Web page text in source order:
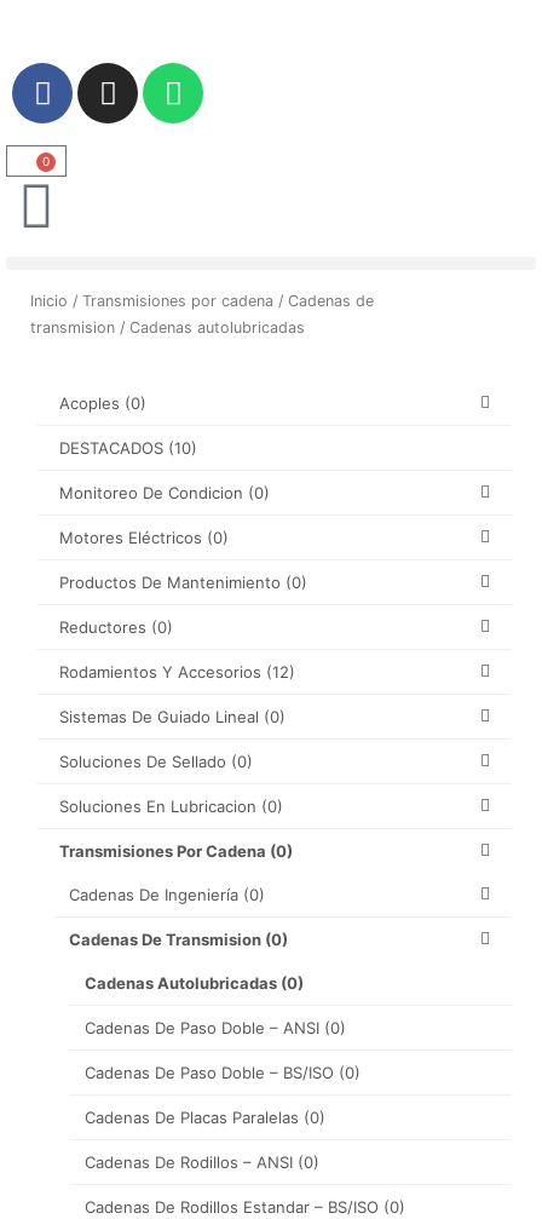
contenido
F
a
c
e
b
o
k
I
n
a
m
W
h
p
0
Carrito
Inicio / Transmisiones por cadena / Cadenas de
transmision / Cadenas autolubricadas
Acoples (0)
DESTACADOS (10)
Monitoreo De Condicion (0)
Motores Eléctricos (0)
Productos De Mantenimiento (0)
Reductores (0)
Rodamientos Y Accesorios (12)
Sistemas De Guiado Lineal (0)
Soluciones De Sellado (0)
Soluciones En Lubricacion (0)
Transmisiones Por Cadena (0)
Cadenas De Ingeniería (0)
Cadenas De Transmision (0)
Cadenas Autolubricadas (0)
Cadenas De Paso Doble – ANSI (0)
Cadenas De Paso Doble – BS/ISO (0)
Cadenas De Placas Paralelas (0)
Cadenas De Rodillos – ANSI (0)
Cadenas De Rodillos Estandar – BS/ISO (0)